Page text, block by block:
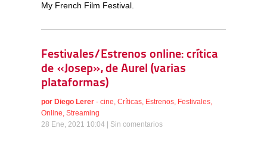
My French Film Festival.
Festivales/Estrenos online: crítica
de «Josep», de Aurel (varias
plataformas)
por Diego Lerer - cine, Críticas, Estrenos, Festivales,
Online, Streaming
28 Ene, 2021 10:04 | Sin comentarios